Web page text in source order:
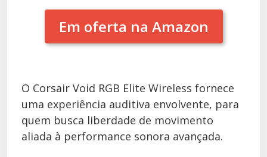
Em oferta na Amazon
O Corsair Void RGB Elite Wireless fornece
uma experiência auditiva envolvente, para
quem busca liberdade de movimento
aliada à performance sonora avançada.